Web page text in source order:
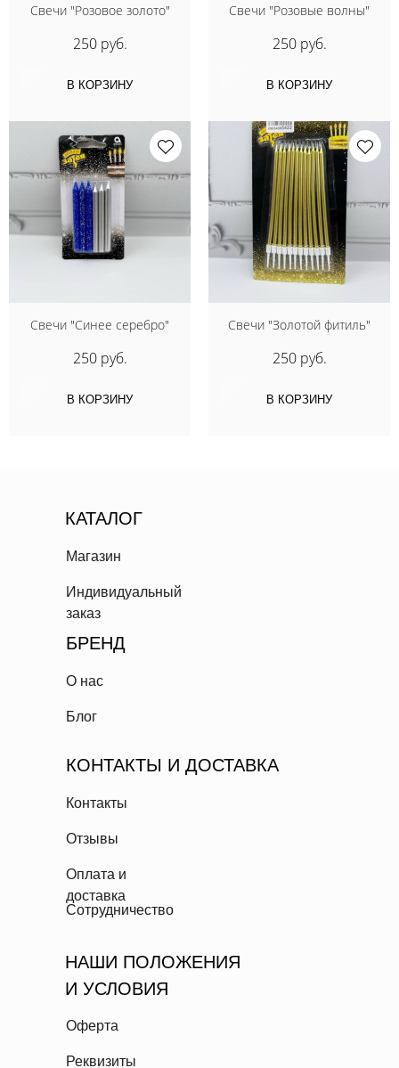
Свечи "Розовое золото"
250 руб.
В КОРЗИНУ
Свечи "Розовые волны"
250 руб.
В КОРЗИНУ
Свечи "Синее серебро"
250 руб.
В КОРЗИНУ
Свечи "Золотой фитиль"
250 руб.
В КОРЗИНУ
КАТАЛОГ
БРЕНД
КОНТАКТЫ И ДОСТАВКА
Магазин
Индивидуальный
заказ
О нас
Блог
Контакты
Отзывы
Оплата и
доставка
Сотрудничество
НАШИ ПОЛОЖЕНИЯ
И УСЛОВИЯ
Оферта
Реквизиты